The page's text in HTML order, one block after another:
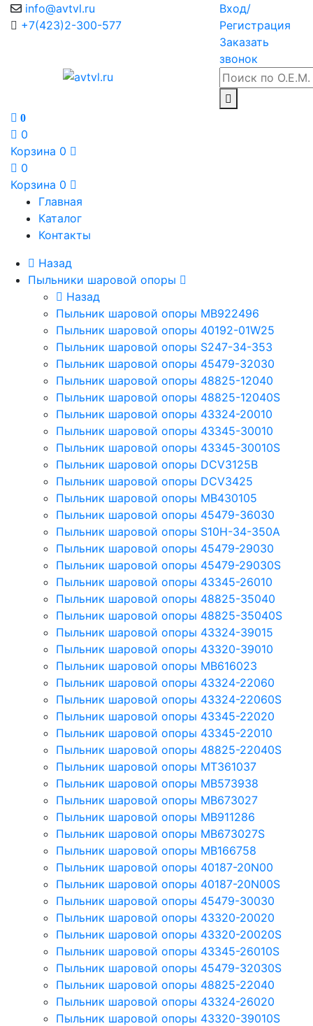
info@avtvl.ru
+7(423)2-300-577
Вход/
Регистрация
Заказать
звонок
0
0
Корзина 0
0
Корзина 0
Главная
Каталог
Контакты
Назад
Пыльники шаровой опоры
Назад
Пыльник шаровой опоры MB922496
Пыльник шаровой опоры 40192-01W25
Пыльник шаровой опоры S247-34-353
Пыльник шаровой опоры 45479-32030
Пыльник шаровой опоры 48825-12040
Пыльник шаровой опоры 48825-12040S
Пыльник шаровой опоры 43324-20010
Пыльник шаровой опоры 43345-30010
Пыльник шаровой опоры 43345-30010S
Пыльник шаровой опоры DCV3125B
Пыльник шаровой опоры DCV3425
Пыльник шаровой опоры MB430105
Пыльник шаровой опоры 45479-36030
Пыльник шаровой опоры S10H-34-350A
Пыльник шаровой опоры 45479-29030
Пыльник шаровой опоры 45479-29030S
Пыльник шаровой опоры 43345-26010
Пыльник шаровой опоры 48825-35040
Пыльник шаровой опоры 48825-35040S
Пыльник шаровой опоры 43324-39015
Пыльник шаровой опоры 43320-39010
Пыльник шаровой опоры MB616023
Пыльник шаровой опоры 43324-22060
Пыльник шаровой опоры 43324-22060S
Пыльник шаровой опоры 43345-22020
Пыльник шаровой опоры 43345-22010
Пыльник шаровой опоры 48825-22040S
Пыльник шаровой опоры MT361037
Пыльник шаровой опоры MB573938
Пыльник шаровой опоры MB673027
Пыльник шаровой опоры MB911286
Пыльник шаровой опоры MB673027S
Пыльник шаровой опоры MB166758
Пыльник шаровой опоры 40187-20N00
Пыльник шаровой опоры 40187-20N00S
Пыльник шаровой опоры 45479-30030
Пыльник шаровой опоры 43320-20020
Пыльник шаровой опоры 43320-20020S
Пыльник шаровой опоры 43345-26010S
Пыльник шаровой опоры 45479-32030S
Пыльник шаровой опоры 48825-22040
Пыльник шаровой опоры 43324-26020
Пыльник шаровой опоры 43320-39010S